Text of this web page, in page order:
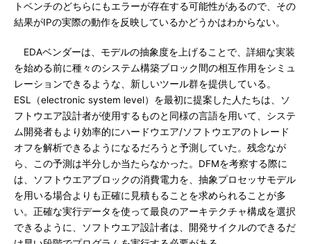
トベンチのどちらにもエラーが存在する可能性があるので、その
結果がIPの実際の動作を反映しているかどうかはわからない。
EDAベンダーは、モデルの抽象度を上げることで、詳細な実装
を始める前に種々のシステム構築ブロック間の相互作用をシミュ
レーションできるような、新しいツール群を提供している。
ESL（electronic system level）を最初に提案した人たちは、ソ
フトウエア設計者が使用するものと同様の言語を用いて、システ
ム開発者もより効率的にハードウエア/ソフトウエアのトレード
オフを解析できるようになるだろうと予測していた。残念なが
ら、この予測は半分しか当たらなかった。DFMを考察する際に
は、ソフトウエアブロックの消費電力を、抽象プロセッサモデル
を用いる場合よりも正確に見積もることを求められることが多
い。正確な実行データを使って最良のアーキテクチャ構成を選択
できるように、ソフトウエア設計者は、開発サイクルのできるだ